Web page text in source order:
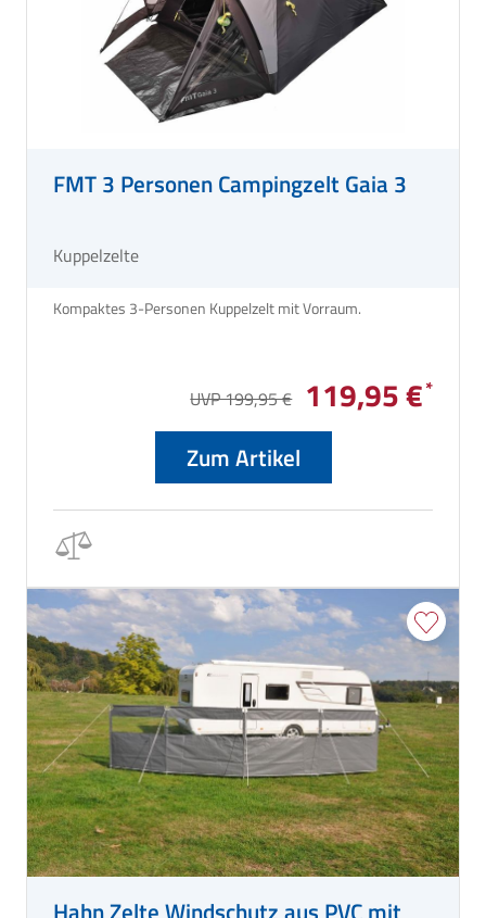
FMT 3 Personen Campingzelt Gaia 3
Kuppelzelte
UVP 199,95 € 119,95 €
Zum Artikel